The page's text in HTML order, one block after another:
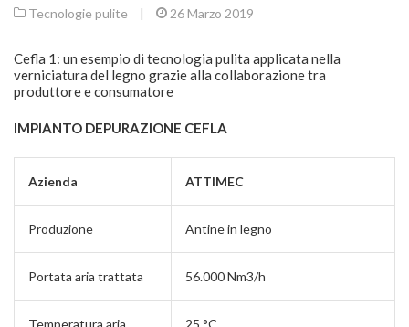
Tecnologie pulite | 26 Marzo 2019
Cefla 1: un esempio di tecnologia pulita applicata nella
verniciatura del legno grazie alla collaborazione tra
produttore e consumatore
IMPIANTO DEPURAZIONE CEFLA
Azienda ATTIMEC
Produzione Antine in legno
Portata aria trattata 56.000 Nm3/h
Temperatura aria
25 °C